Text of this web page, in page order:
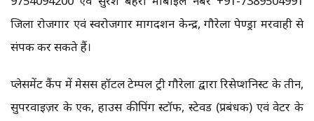
जिला रोजगार एवं स्वरोजगार मार्गदर्शन केन्द्र, गौरेला पेण्ड्रा मरवाही से
संपर्क कर सकते हैं।
प्लेसमेंट कैंप में मेसर्स हॉटल टेम्पल ट्री गौरेला द्वारा रिसेप्शनिस्ट के तीन,
सुपरवाइज़र के एक, हाउस कीपिंग स्टॉफ, स्टेवर्ड (प्रबंधक) एवं वेटर के